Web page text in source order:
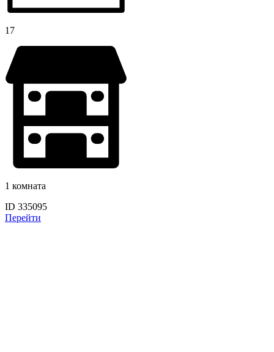
17
1 комната
ID 335095
Перейти